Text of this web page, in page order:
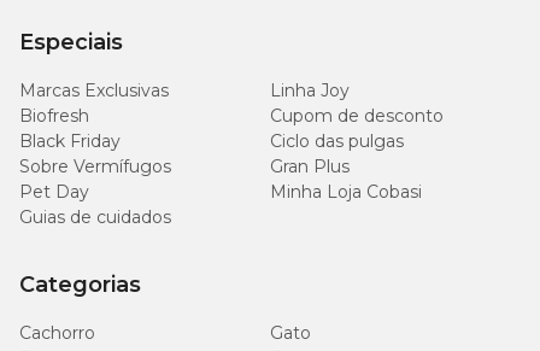
Especiais
Marcas Exclusivas
Linha Joy
Biofresh
Cupom de desconto
Black Friday
Ciclo das pulgas
Sobre Vermífugos
Gran Plus
Pet Day
Minha Loja Cobasi
Guias de cuidados
Categorias
Cachorro
Gato